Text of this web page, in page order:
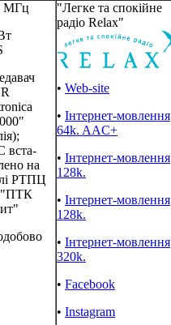
МГц
вста-
на
РТПЦ
"Легке та спокійне
радіо Relax"
• Web-site
• Інтернет-мовлення
64k. AAC+
• Інтернет-мовлення
128k.
• Інтернет-мовлення
128k.
• Інтернет-мовлення
320k.
• Facebook
• Instagram